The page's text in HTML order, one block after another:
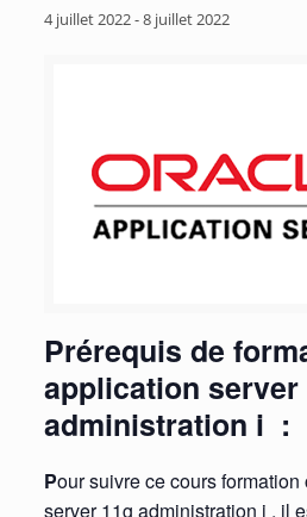
4 juillet 2022-8 juillet 2022
Prérequis de
application server
administration i :
Pour suivre ce cours
server 11g administration i , il